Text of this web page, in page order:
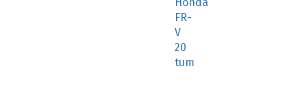
Honda
FR-
V
20
tum